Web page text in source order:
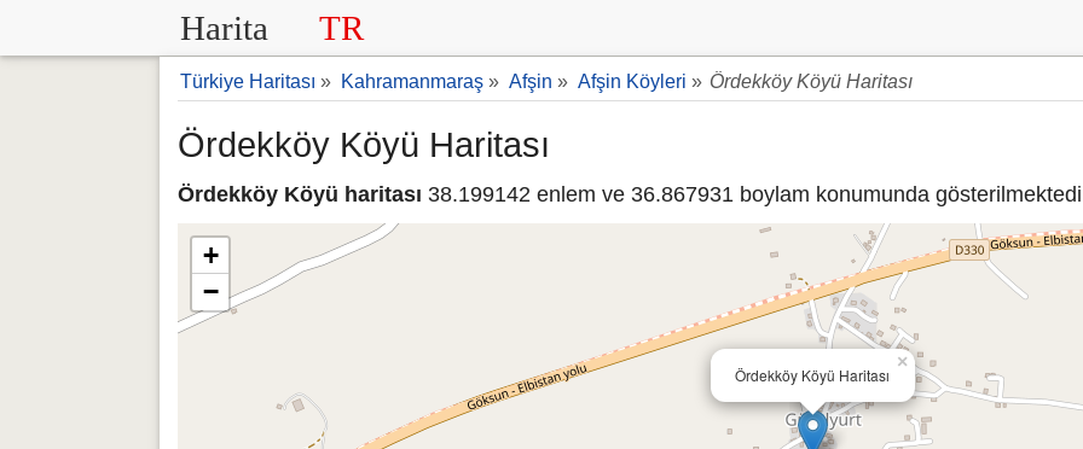
Harita TR
Türkiye Haritası » Kahramanmaraş » Afşin » Afşin Köyleri » Ördekköy Köyü Haritası
Ördekköy Köyü Haritası
Ördekköy Köyü haritası 38.199142 enlem ve 36.867931 boylam konumunda
Ördekköy Köyü Haritası
×
+
−